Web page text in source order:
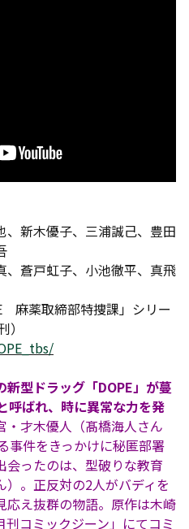
新木優子、三浦誠己、豊田
戸虹子、小池徹平、真飛
麻薬取締部特捜課」シリー
型ドラッグ「DOPE」が蔓
呼ばれ、時に異常な力を発
・才木優人（髙橋海人さん
事件をきっかけに秘匿部署
会ったのは、型破りな教育
。正反対の2人がバディを
応え抜群の物語。原作は木崎
コミックジーン」にてコミ